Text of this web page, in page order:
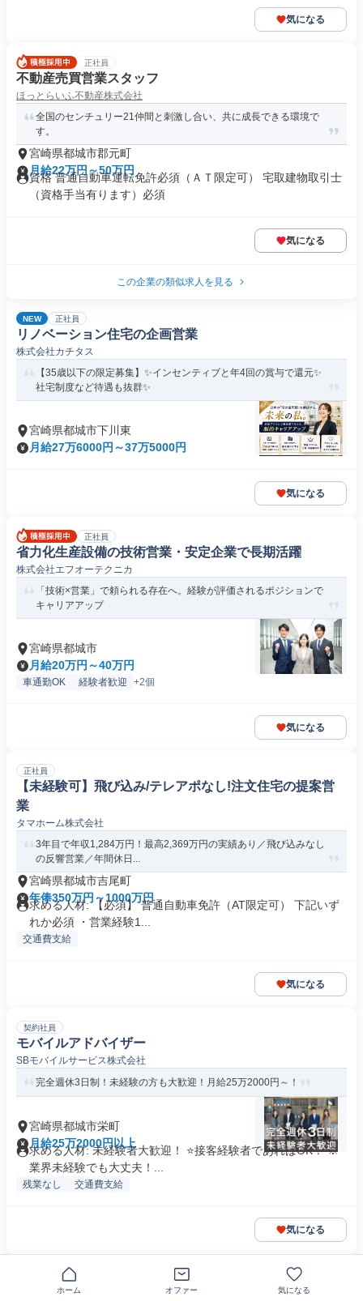
気になる
正社員
不動産売買営業スタッフ
ほっとらいふ不動産株式会社
全国のセンチュリー21仲間と刺激し合い、共に成長できる環境で
す。
宮崎県都城市郡元町
月給22万円～50万円
資格 普通自動車運転免許必須（ＡＴ限定可） 宅取建物取引士
（資格手当有ります）必須
気になる
この企業の類似求人を見る
NEW 正社員
リノベーション住宅の企画営業
株式会社カチタス
【35歳以下の限定募集】✨インセンティブと年4回の賞与で還元✨
社宅制度など待遇も抜群✨
宮崎県都城市下川東
月給27万6000円～37万5000円
気になる
正社員
省力化生産設備の技術営業・安定企業で長期活躍
株式会社エフオーテクニカ
「技術×営業」で頼られる存在へ。経験が評価されるポジションで
キャリアアップ
宮崎県都城市
月給20万円～40万円
車通勤OK 経験者歓迎 +2個
気になる
正社員
【未経験可】飛び込み/テレアポなし!注文住宅の提案営
業
タマホーム株式会社
3年目で年収1,284万円！最高2,369万円の実績あり／飛び込みなし
の反響営業／年間休日...
宮崎県都城市吉尾町
年俸350万円～1000万円
求める人材: 【必須】 普通自動車免許（AT限定可） 下記いず
れか必須 ・営業経験1...
交通費支給
気になる
契約社員
モバイルアドバイザー
SBモバイルサービス株式会社
完全週休3日制！未経験の方も大歓迎！月給25万2000円～！
宮崎県都城市栄町
月給25万2000円以上
求める人材: 未経験者大歓迎！ ⭐接客経験者であればOK！ ※
業界未経験でも大丈夫！...
残業なし 交通費支給
気になる
建設機械のルート営業
ホーム オファー 気になる